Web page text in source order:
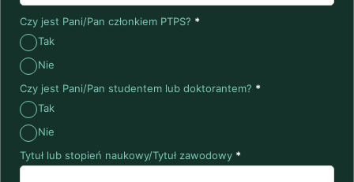
Czy jest Pani/Pan członkiem PTPS? *
Tak
Nie
Czy jest Pani/Pan studentem lub doktorantem? *
Tak
Nie
Tytuł lub stopień naukowy/Tytuł zawodowy *